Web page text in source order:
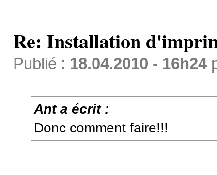
Re: Installation
Publié : 18.04.2010 - 16h24
Ant a écrit :
Donc comment faire!!!